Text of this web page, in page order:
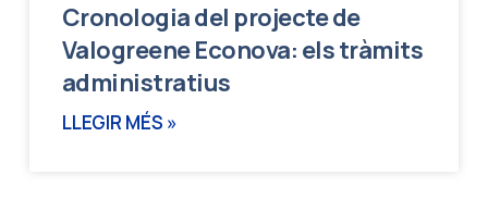
Cronologia del projecte de
Valogreene Econova: els tràmits
administratius
LLEGIR MÉS »